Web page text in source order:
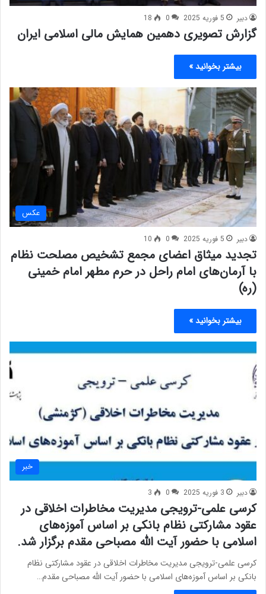
دبیر 5 فوریه 2025 0
18
گزارش تصویری دهمین همایش مالی اسلامی ایران
بیشتر بخوانید »
عکس
دبیر 5 فوریه 2025 0
10
تجدید میثاق اعضای مجمع تشخیص مصلحت نظام
با آرمان‌های امام راحل در حرم مطهر امام خمینی
(ره)
بیشتر بخوانید »
خبر
دبیر 3 فوریه 2025 0
3
کرسی علمی-ترویجی مدیریت مخاطرات اخلاقی در
عقود مشارکتی نظام بانکی بر اساس آموزه‌های
اسلامی با حضور آیت الله مصباحی مقدم برگزار شد.
کرسی علمی-ترویجی مدیریت مخاطرات اخلاقی در عقود مشارکتی نظام
بانکی بر اساس آموزه‌های اسلامی با حضور آیت الله مصباحی مقدم…